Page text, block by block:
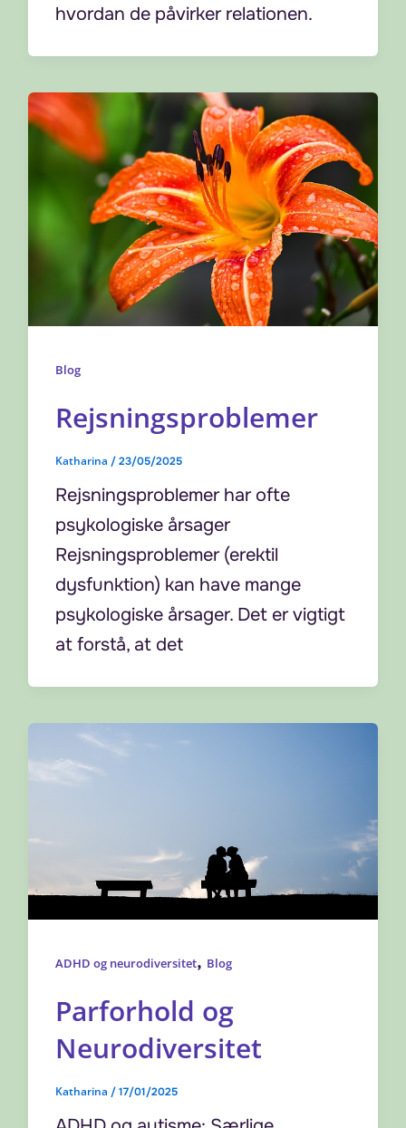
hvordan de påvirker relationen.
Blog
Rejsningsproblemer
Katharina / 23/05/2025
Rejsningsproblemer har ofte
psykologiske årsager
Rejsningsproblemer (erektil
dysfunktion) kan have mange
psykologiske årsager. Det er vigtigt
at forstå, at det
ADHD og neurodiversitet, Blog
Parforhold og
Neurodiversitet
Katharina / 17/01/2025